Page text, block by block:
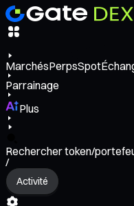
MarchésPerpsSpot
Parrainage
Plus
Rechercher token/
/
Activité